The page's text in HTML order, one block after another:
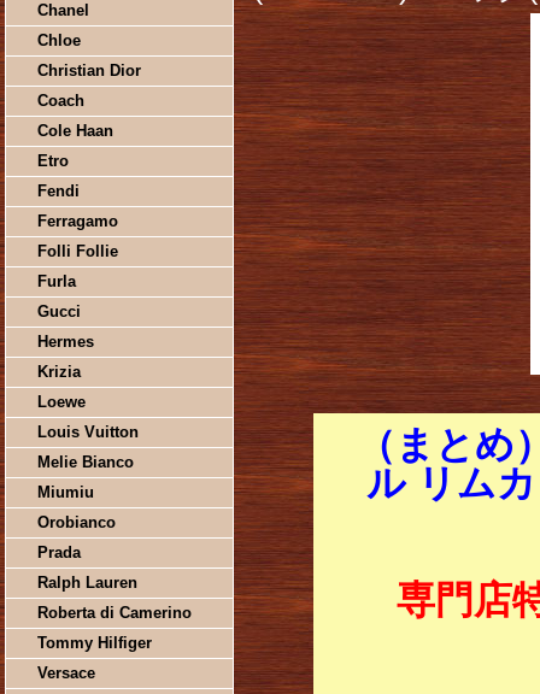
Chanel
Chloe
Christian Dior
Coach
Cole Haan
Etro
Fendi
Ferragamo
Folli Follie
Furla
Gucci
Hermes
Krizia
Loewe
Louis Vuitton
Melie Bianco
Miumiu
Orobianco
Prada
Ralph Lauren
Roberta di Camerino
Tommy Hilfiger
Versace
（まと
ル リム
専門店